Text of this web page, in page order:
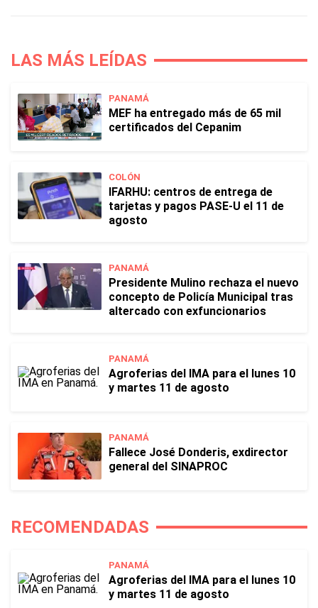
LAS MÁS LEÍDAS
PANAMÁ
MEF ha entregado más de 65 mil
certificados del Cepanim
COLÓN
IFARHU: centros de entrega de
tarjetas y pagos PASE-U el 11 de
agosto
PANAMÁ
Presidente Mulino rechaza el nuevo
concepto de Policía Municipal tras
altercado con exfuncionarios
PANAMÁ
Agroferias del IMA para el lunes 10
y martes 11 de agosto
PANAMÁ
Fallece José Donderis, exdirector
general del SINAPROC
RECOMENDADAS
PANAMÁ
Agroferias del IMA para el lunes 10
y martes 11 de agosto